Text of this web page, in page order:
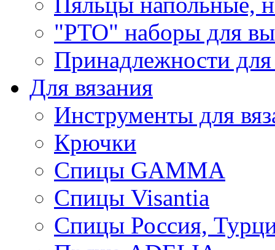
"РТО" наборы для
Принадлежности
Для вязания
Инструменты для
Крючки
Спицы GAMMA
Спицы Visantia
Спицы Россия,